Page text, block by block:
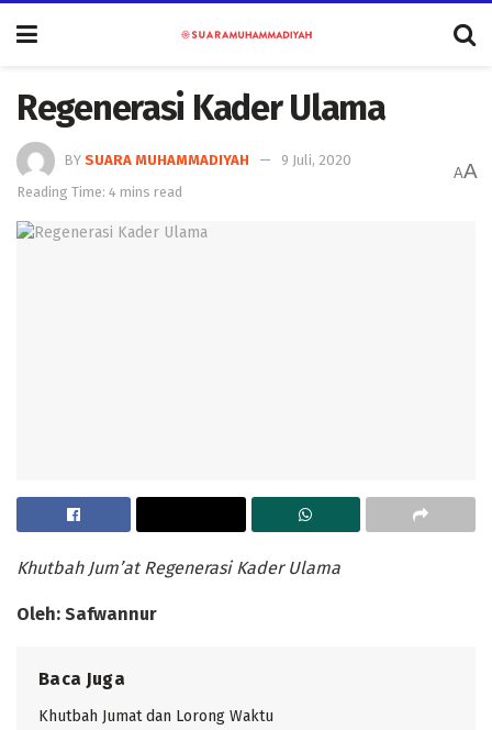
Regenerasi Kader Ulama
BY SUARA MUHAMMADIYAH
9 Juli, 2020
Reading Time: 4 mins read
AA
Khutbah Jum’at Regenerasi Kader Ulama
Oleh: Safwannur
Baca Juga
Khutbah Jumat dan Lorong Waktu